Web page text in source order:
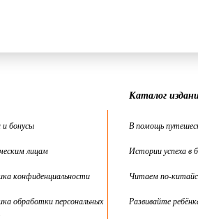
бонусы
лицам
конфиденциальности
обработки персональных
Каталог
В помощь
Истории успеха в
Читаем по-
Развивайте